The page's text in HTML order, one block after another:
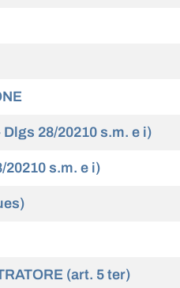
Dlgs 28/20210 s.m. e i)
20210 s.m. e i)
(art. 5 ter)